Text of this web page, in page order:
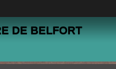
DE BELFORT